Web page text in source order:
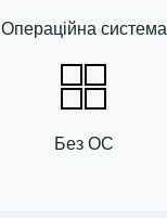
Операційна система
Без ОС